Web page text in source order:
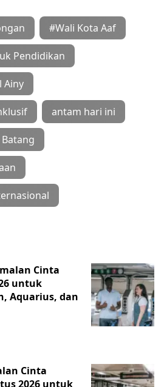
#Wali Kota Aaf
Pendidikan
Ainy
antam hari ini
Cinta
untuk
Aquarius, dan
Cinta
2026 untuk